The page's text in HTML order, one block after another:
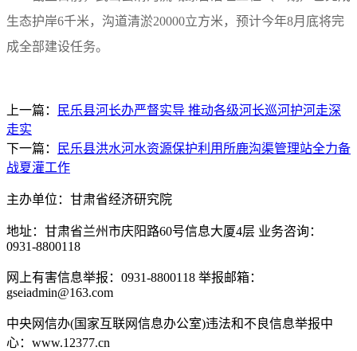
生态护岸6千米，沟道清淤20000立方米，预计今年8月底将完
成全部建设任务。
上一篇：
民乐县河长办严督实导 推动各级河长巡河护河走深
走实
下一篇：
民乐县洪水河水资源保护利用所鹿沟渠管理站全力备
战夏灌工作
主办单位：甘肃省经济研究院
地址：甘肃省兰州市庆阳路60号信息大厦4层 业务咨询：
0931-8800118
网上有害信息举报：0931-8800118 举报邮箱：
gseiadmin@163.com
中央网信办(国家互联网信息办公室)违法和不良信息举报中
心：www.12377.cn